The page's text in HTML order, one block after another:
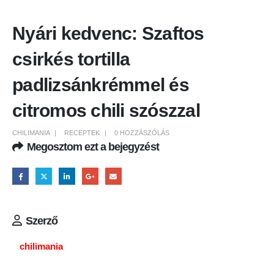
Nyári kedvenc: Szaftos
csirkés tortilla
padlizsánkrémmel és
citromos chili szószzal
CHILIMANIA RECEPTEK 0 HOZZÁSZÓLÁS
Megosztom ezt a bejegyzést
Szerző
chilimania